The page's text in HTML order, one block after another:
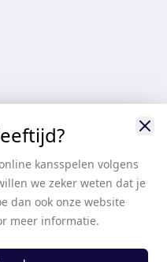
kansspelen volgens
we zeker weten dat je
dan ook onze website
meer informatie.